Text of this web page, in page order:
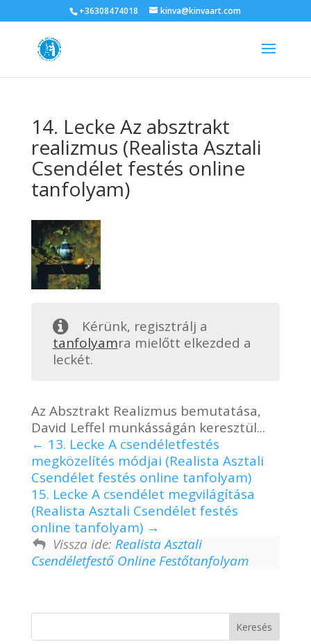
+36308474018 kinva@kinvaart.com
14. Lecke Az absztrakt
realizmus (Realista Asztali
Csendélet festés online
tanfolyam)
Kérünk, regisztrálj a
tanfolyamra mielőtt elkezded a
leckét.
Az Absztrakt Realizmus bemutatása,
David Leffel munkásságán keresztül...
13. Lecke A csendéletfestés
megközelítés módjai (Realista Asztali
Csendélet festés online tanfolyam)
15. Lecke A csendélet megvilágítása
(Realista Asztali Csendélet festés
online tanfolyam)
Vissza ide: Realista Asztali
Csendéletfestő Online Festőtanfolyam